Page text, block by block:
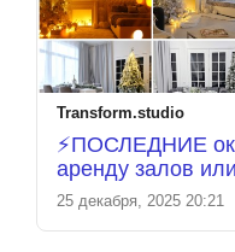
Transform.studio
⚡️ПОСЛЕДНИЕ
аренду залов
фотографом до
🎄 ⚡️
25 декабря, 2025 20:21